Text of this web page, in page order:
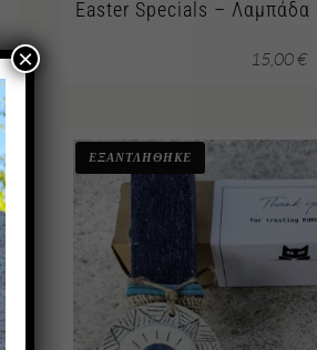
Easter Specials –
15,00€
ΕΞΑΝΤΛΗΘΗΚΕ
×